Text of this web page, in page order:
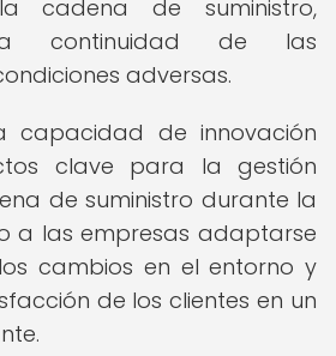
cadena de suministro,
continuidad de las
adversas.
capacidad de innovación
clave para la gestión
de suministro durante la
a las empresas adaptarse
cambios en el entorno y
de los clientes en un